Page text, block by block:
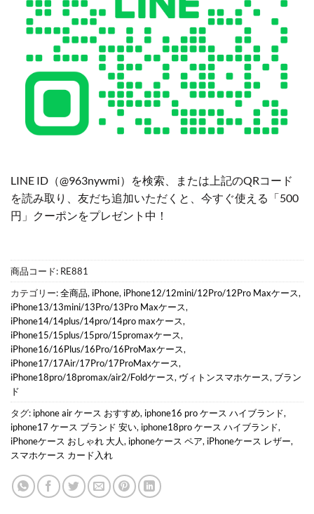
LINE ID（@963nywmi）を検索、または上記のQRコード
を読み取り、友だち追加いただくと、今すぐ使える「500
円」クーポンをプレゼント中！
商品コード: RE881
カテゴリー:全商品, iPhone, iPhone12/12mini/12Pro/12Pro Maxケース,
iPhone13/13mini/13Pro/13Pro Maxケース,
iPhone14/14plus/14pro/14pro maxケース,
iPhone15/15plus/15pro/15promaxケース,
iPhone16/16Plus/16Pro/16ProMaxケース,
iPhone17/17Air/17Pro/17ProMaxケース,
iPhone18pro/18promax/air2/Foldケース, ヴィトンスマホケース, ブラン
ド
タグ: iphone air ケース おすすめ, iphone16 pro ケース ハイブランド,
iphone17 ケース ブランド 安い, iphone18pro ケース ハイブランド,
iPhoneケース おしゃれ 大人, iphoneケース ペア, iPhoneケース レザー,
スマホケース カード入れ